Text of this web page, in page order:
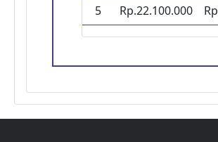
5
Rp.22.100.000